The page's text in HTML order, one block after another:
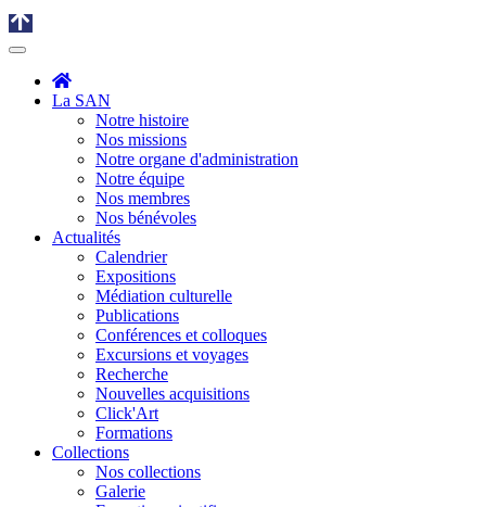
La SAN
Notre histoire
Nos missions
Notre organe d'administration
Notre équipe
Nos membres
Nos bénévoles
Actualités
Calendrier
Expositions
Médiation culturelle
Publications
Conférences et colloques
Excursions et voyages
Recherche
Nouvelles acquisitions
Click'Art
Formations
Collections
Nos collections
Galerie